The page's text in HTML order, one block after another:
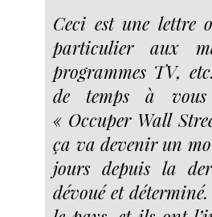
Ceci est une lettre
particulier aux
programmes TV,
de temps à vous
« Occuper Wall
ça va devenir un
jours depuis la
dévoué et